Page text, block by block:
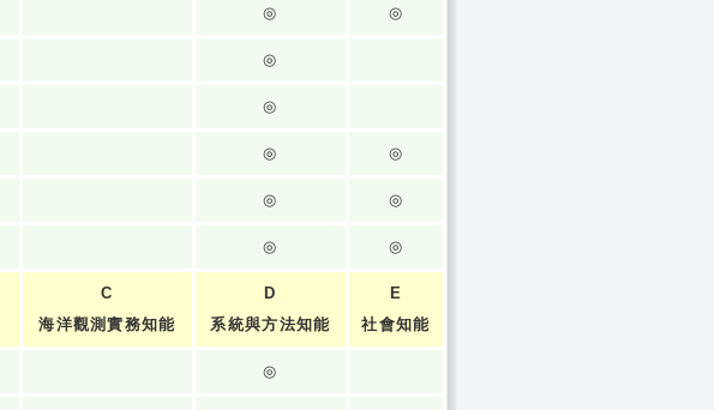
◎ ◎
◎
◎
◎ ◎
◎ ◎
◎ ◎
C
海洋觀測實務知能
D
系統與方法知能
E
社會知能
◎